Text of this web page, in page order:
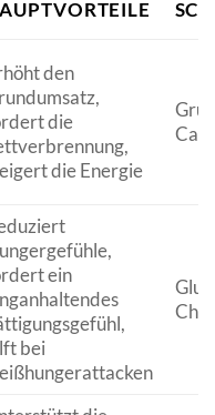
den
die
die Energie
ein
bei